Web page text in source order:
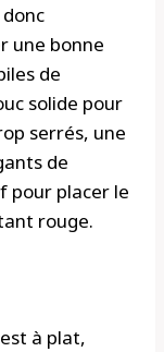
une bonne
de
solide pour
serrés, une
de
pour placer le
rouge.
à plat,